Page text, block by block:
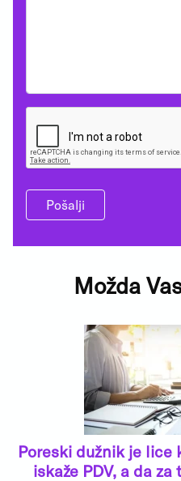
Pošalji
Možda
Poreski dužnik je lice
iskaže PDV, a da